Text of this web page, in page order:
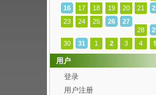
16
17 18 19 20 21
23
24 25 26
27
28
30
31 1 2 3 4
用户
登录
用户注册